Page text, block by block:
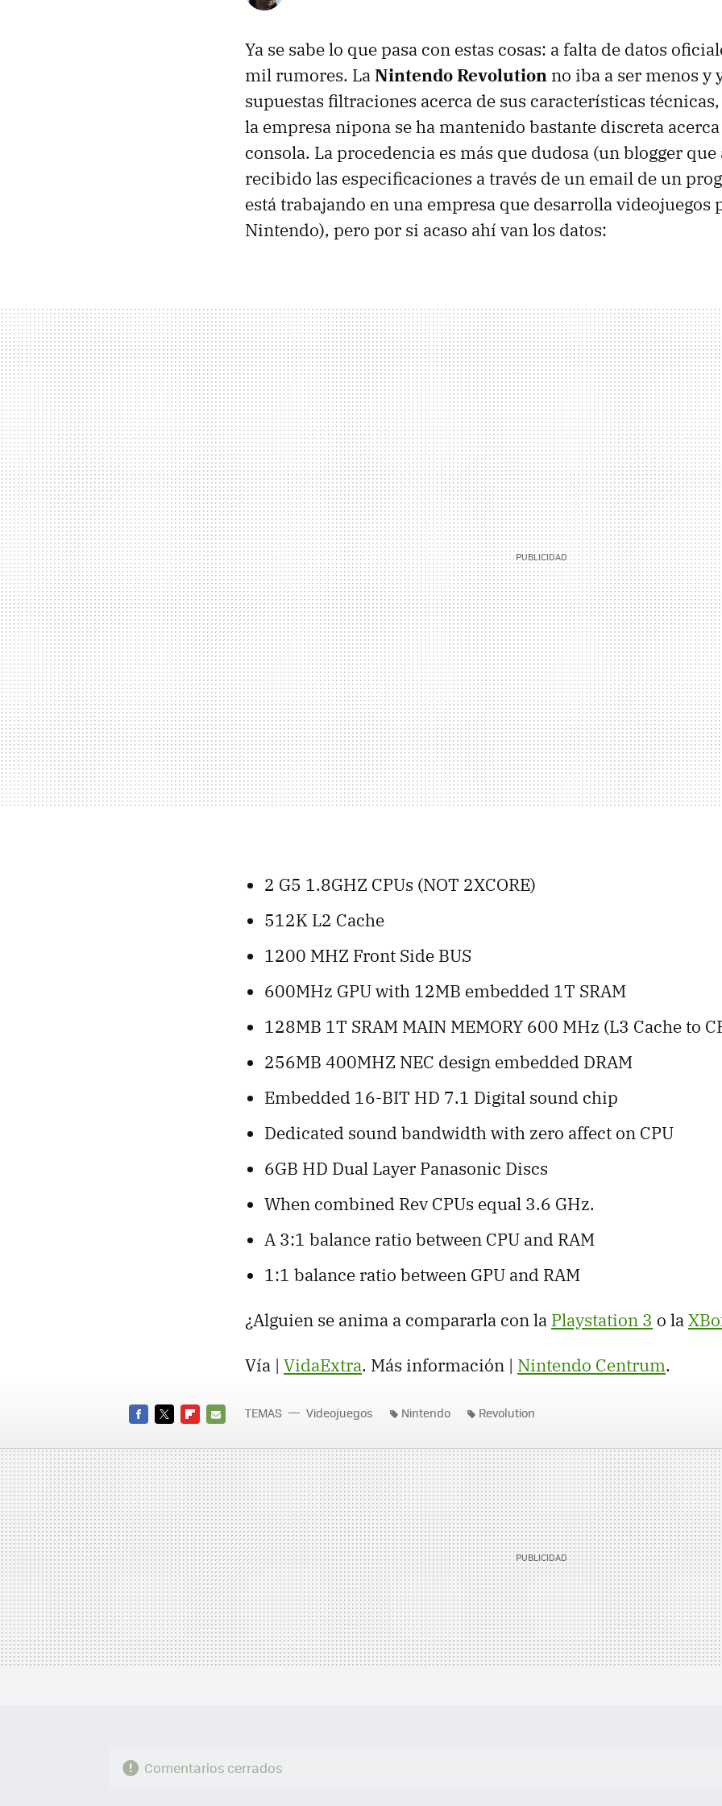
Ya se sabe lo que pasa con estas cosas: a falta de datos
mil rumores. LaNintendo Revolution no iba a ser menos y
supuestas filtraciones acerca de sus características
la empresa nipona se ha mantenido bastante discreta
consola. La procedencia es más que dudosa (un blogger que
recibido las especificaciones a través de un email de un
está trabajando en una empresa que desarrolla videojuegos
Nintendo), pero por si acaso ahí van los datos:
2 G5 1.8GHZ CPUs (NOT 2XCORE)
512K L2 Cache
1200 MHZ Front Side BUS
600MHz GPU with 12MB embedded 1T SRAM
128MB 1T SRAM MAIN MEMORY 600 MHz (L3 Cache to
256MB 400MHZ NEC design embedded DRAM
Embedded 16-BIT HD 7.1 Digital sound chip
Dedicated sound bandwidth with zero affect on CPU
6GB HD Dual Layer Panasonic Discs
When combined Rev CPUs equal 3.6 GHz.
A 3:1 balance ratio between CPU and RAM
1:1 balance ratio between GPU and RAM
¿Alguien se anima a compararla con la Playstation 3 o la
Vía | VidaExtra. Más información | Nintendo Centrum.
MAIL
TEMAS Videojuegos Nintendo Revolution
Comentarios cerrados